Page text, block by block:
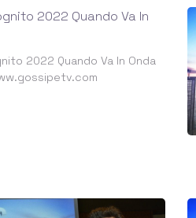
2022 Quando Va In Onda